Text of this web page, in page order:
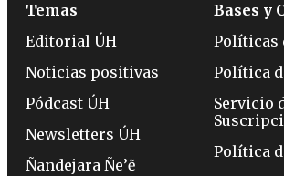
Temas
Editorial ÚH
Noticias positivas
Pódcast ÚH
Newsletters ÚH
Ñandejara Ñe’ẽ
Bases y
Políticas
Política
Servicio
Política